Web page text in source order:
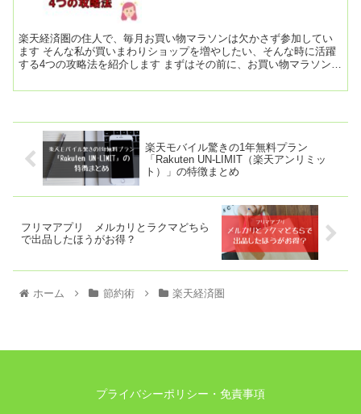
楽天経済圏の住人で、毎月お買い物マラソンは欠かさず参加してい
ます そんな私が買いまわりショップを増やしたい、そんな時に活躍
する4つの攻略法を紹介します まずはその前に、お買い物マラソンっ
楽天モバイル驚きの1年無料プラン
「Rakuten UN-LIMIT（楽天アンリミッ
ト）」の特徴まとめ
フリマアプリ メルカリとラクマどちら
で出品したほうがお得？
ホーム 節約術 楽天経済圏
プライバシーポリシー・免責事項